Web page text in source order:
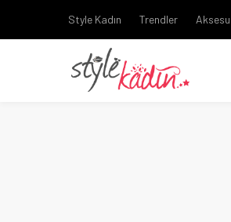
Style Kadın Trendler